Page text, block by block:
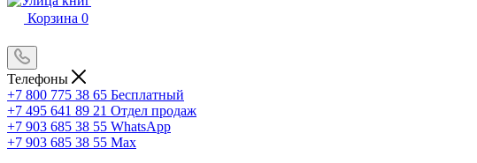
Корзина 0
Телефоны
+7 800 775 38 65 Бесплатный
+7 495 641 89 21 Отдел продаж
+7 903 685 38 55 WhatsApp
+7 903 685 38 55 Max